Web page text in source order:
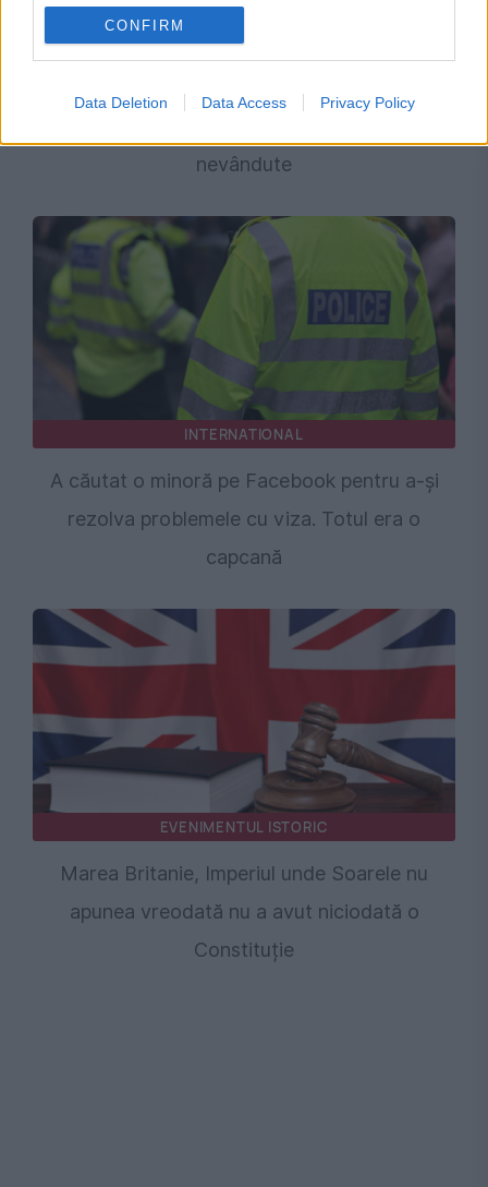
CONFIRM
Data Deletion Data Access Privacy Policy
INTERNATIONAL
nevândute
INTERNATIONAL
A căutat o minoră pe Facebook pentru a-și
rezolva problemele cu viza. Totul era o
capcană
EVENIMENTUL ISTORIC
Marea Britanie, Imperiul unde Soarele nu
apunea vreodată nu a avut niciodată o
Constituție